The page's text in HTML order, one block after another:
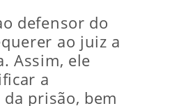
defensor do
ao juiz a
Assim, ele
a
prisão, bem